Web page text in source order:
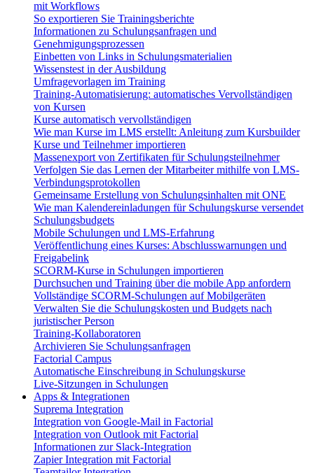
mit Workflows
So exportieren Sie Trainingsberichte
Informationen zu Schulungsanfragen und
Genehmigungsprozessen
Einbetten von Links in Schulungsmaterialien
Wissenstest in der Ausbildung
Umfragevorlagen im Training
Training-Automatisierung: automatisches Vervollständigen
von Kursen
Kurse automatisch vervollständigen
Wie man Kurse im LMS erstellt: Anleitung zum Kursbuilder
Kurse und Teilnehmer importieren
Massenexport von Zertifikaten für Schulungsteilnehmer
Verfolgen Sie das Lernen der Mitarbeiter mithilfe von LMS-
Verbindungsprotokollen
Gemeinsame Erstellung von Schulungsinhalten mit ONE
Wie man Kalendereinladungen für Schulungskurse versendet
Schulungsbudgets
Mobile Schulungen und LMS-Erfahrung
Veröffentlichung eines Kurses: Abschlusswarnungen und
Freigabelink
SCORM-Kurse in Schulungen importieren
Durchsuchen und Training über die mobile App anfordern
Vollständige SCORM-Schulungen auf Mobilgeräten
Verwalten Sie die Schulungskosten und Budgets nach
juristischer Person
Training-Kollaboratoren
Archivieren Sie Schulungsanfragen
Factorial Campus
Automatische Einschreibung in Schulungskurse
Live-Sitzungen in Schulungen
Apps & Integrationen
Suprema Integration
Integration von Google-Mail in Factorial
Integration von Outlook mit Factorial
Informationen zur Slack-Integration
Zapier Integration mit Factorial